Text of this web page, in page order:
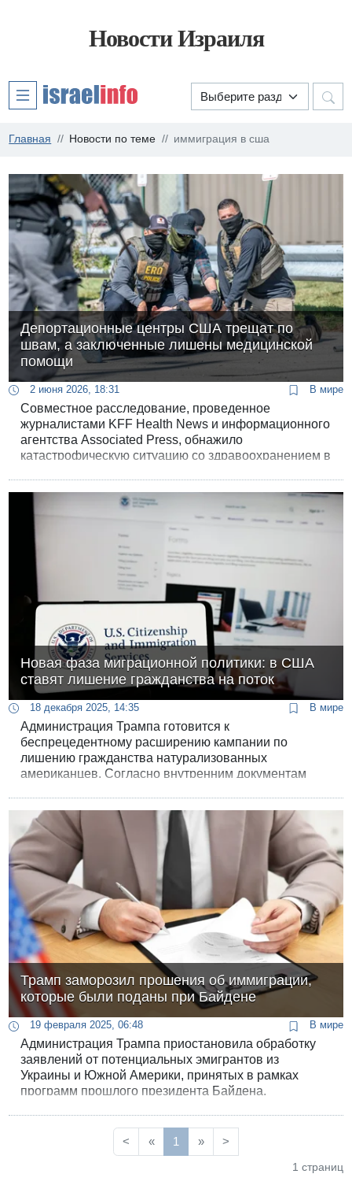
Новости Израиля
Главная Новости по теме иммиграция в сша
Депортационные центры США трещат по
швам, а заключенные лишены медицинской
помощи
2 июня 2026, 18:31 В мире
Совместное расследование, проведенное
журналистами KFF Health News и информационного
агентства Associated Press, обнажило
катастрофическую ситуацию со здравоохранением в
в федеральные суды, обвиняя иммиграционные
власти в систематической халатности и неоказании
базовой медицинской помощи.
Новая фаза миграционной политики: в США
ставят лишение гражданства на поток
18 декабря 2025, 14:35 В мире
Администрация Трампа готовится к
беспрецедентному расширению кампании по
лишению гражданства натурализованных
американцев. Согласно внутренним документам
нарушениями в иммиграционной сфере на
принципиально новый, гораздо более агрессивный
уровень.
Трамп заморозил прошения об иммиграции,
которые были поданы при Байдене
19 февраля 2025, 06:48 В мире
Администрация Трампа приостановила обработку
заявлений от потенциальных эмигрантов из
Украины и Южной Америки, принятых в рамках
программ прошлого президента Байдена.
< « 1 » >
1 страниц